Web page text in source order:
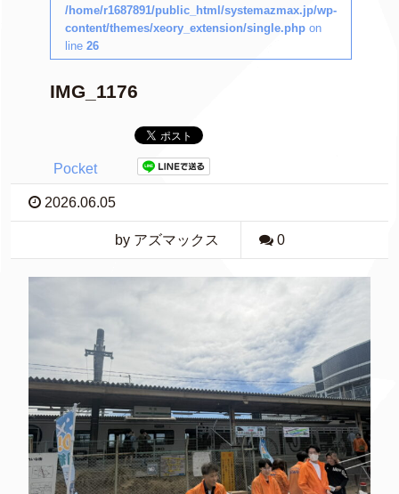
/home/r1687891/public_html/systemazmax.jp/wp-
content/themes/xeory_extension/single.php on
line 26
IMG_1176
Pocket
2026.06.05
by アズマックス 0